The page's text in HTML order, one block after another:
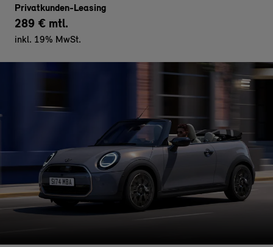
Privatkunden-Leasing
289 € mtl.
inkl. 19% MwSt.